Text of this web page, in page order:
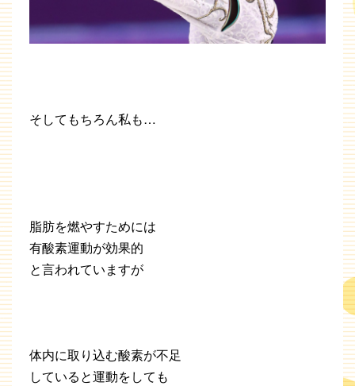
そしてもちろん私も…
脂肪を燃やすためには
有酸素運動が効果的
と言われていますが
体内に取り込む酸素が不足
していると運動をしても